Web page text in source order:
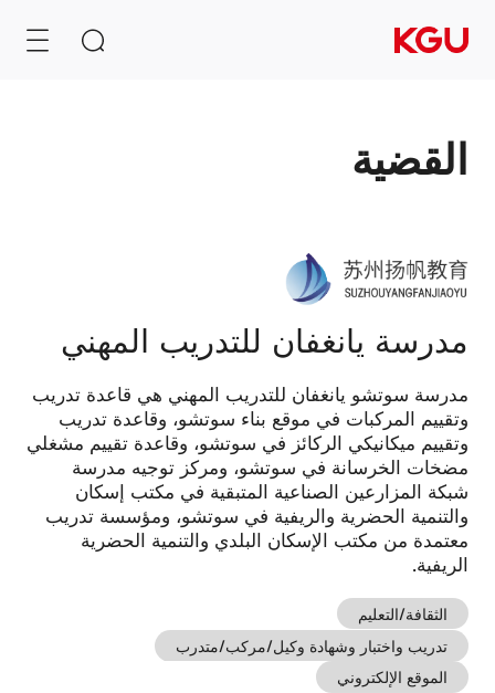
نظام إدارة محتوى CMS
نظام التعلم الإلكتروني
نظام المراكز التجارية B2B/B2C
توصية بالمنتج
نظام إدارة محتوى
CMS
التجارية B2B/B2C
القضية
مدرسة يانغفان للتدريب المهني
مدرسة سوتشو يانغفان للتدريب المهني هي قاعدة تدريب
وتقييم المركبات في موقع بناء سوتشو، وقاعدة تدريب
وتقييم ميكانيكي الركائز في سوتشو، وقاعدة تقييم مشغلي
مضخات الخرسانة في سوتشو، ومركز توجيه مدرسة
شبكة المزارعين الصناعية المتبقية في مكتب إسكان
والتنمية الحضرية والريفية في سوتشو، ومؤسسة تدريب
معتمدة من مكتب الإسكان البلدي والتنمية الحضرية
الريفية.
الثقافة/التعليم
تدريب واختبار وشهادة وكيل/مركب/متدرب
الموقع الإلكتروني
مركز
الخصوصية
تفضيلاتك
في
الخصوصية
قد
تُستخدم
هذه
ملفات
تعريف
الارتباط
لحفظ
تفضيلاتك،
وجمع
بيانات